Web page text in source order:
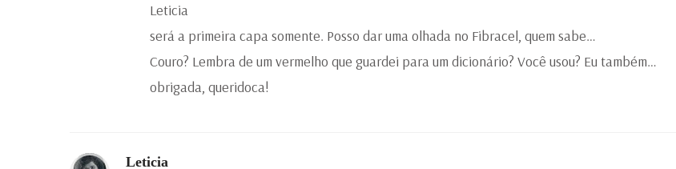
Leticia
será a primeira capa somente. Posso dar uma olhada no Fibracel, quem sabe…
Couro? Lembra de um vermelho que guardei para um dicionário? Você usou? Eu também…
obrigada, queridoca!
Leticia